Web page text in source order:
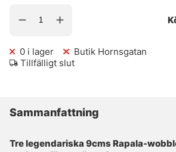
0 i lager
Butik Hornsgatan
Tillfälligt slut
Sammanfattning
Tre legendariska 9cms Rapala-